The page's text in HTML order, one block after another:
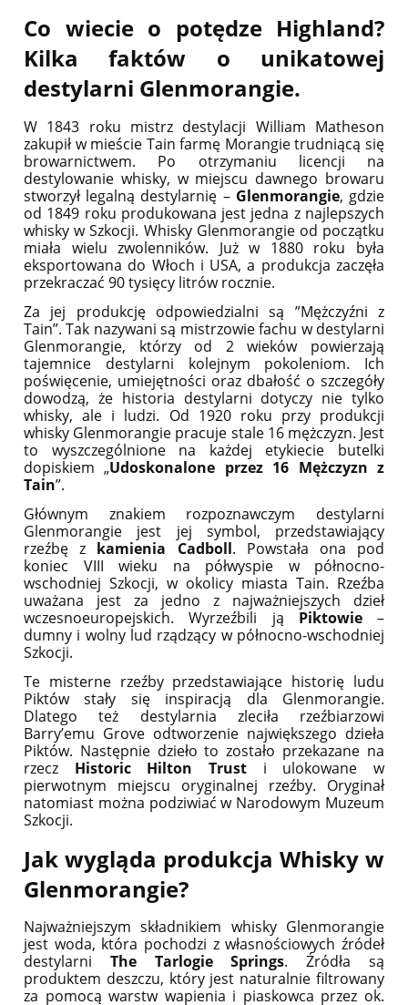
Co wiecie o potędze Highland?
Kilka faktów o unikatowej
destylarni Glenmorangie.
W 1843 roku mistrz destylacji William Matheson
zakupił w mieście Tain farmę Morangie trudniącą się
browarnictwem. Po otrzymaniu licencji na
destylowanie whisky, w miejscu dawnego browaru
stworzył legalną destylarnię – Glenmorangie, gdzie
od 1849 roku produkowana jest jedna z najlepszych
whisky w Szkocji. Whisky Glenmorangie od początku
miała wielu zwolenników. Już w 1880 roku była
eksportowana do Włoch i USA, a produkcja zaczęła
przekraczać 90 tysięcy litrów rocznie.
Za jej produkcję odpowiedzialni są ”Mężczyźni z
Tain”. Tak nazywani są mistrzowie fachu w destylarni
Glenmorangie, którzy od 2 wieków powierzają
tajemnice destylarni kolejnym pokoleniom. Ich
poświęcenie, umiejętności oraz dbałość o szczegóły
dowodzą, że historia destylarni dotyczy nie tylko
whisky, ale i ludzi. Od 1920 roku przy produkcji
whisky Glenmorangie pracuje stale 16 mężczyzn. Jest
to wyszczególnione na każdej etykiecie butelki
dopiskiem „Udoskonalone przez 16 Mężczyzn z
Tain”.
Głównym znakiem rozpoznawczym destylarni
Glenmorangie jest jej symbol, przedstawiający
rzeźbę z kamienia Cadboll. Powstała ona pod
koniec VIII wieku na półwyspie w północno-
wschodniej Szkocji, w okolicy miasta Tain. Rzeźba
uważana jest za jedno z najważniejszych dzieł
wczesnoeuropejskich. Wyrzeźbili ją Piktowie–
dumny i wolny lud rządzący w północno-wschodniej
Szkocji.
Te misterne rzeźby przedstawiające historię ludu
Piktów stały się inspiracją dla Glenmorangie.
Dlatego też destylarnia zleciła rzeźbiarzowi
Barry’emu Grove odtworzenie największego dzieła
Piktów. Następnie dzieło to zostało przekazane na
rzecz Historic Hilton Trust i ulokowane w
pierwotnym miejscu oryginalnej rzeźby. Oryginał
natomiast można podziwiać w Narodowym Muzeum
Szkocji.
Jak wygląda produkcja Whisky w
Glenmorangie?
Najważniejszym składnikiem whisky Glenmorangie
jest woda, która pochodzi z własnościowych źródeł
destylarni The Tarlogie Springs. Źródła są
produktem deszczu, który jest naturalnie filtrowany
za pomocą warstw wapienia i piaskowca przez ok.